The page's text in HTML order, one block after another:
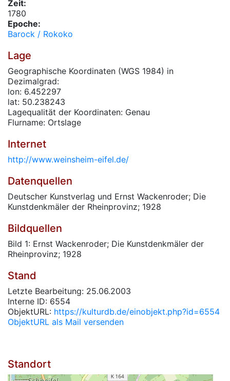
Zeit:
1780
Epoche:
Barock / Rokoko
Lage
Geographische Koordinaten (WGS 1984) in
Dezimalgrad:
lon: 6.452297
lat: 50.238243
Lagequalität der Koordinaten: Genau
Flurname: Ortslage
Internet
http://www.weinsheim-eifel.de/
Datenquellen
Deutscher Kunstverlag und Ernst Wackenroder; Die
Kunstdenkmäler der Rheinprovinz; 1928
Bildquellen
Bild 1: Ernst Wackenroder; Die Kunstdenkmäler der
Rheinprovinz; 1928
Stand
Letzte Bearbeitung: 25.06.2003
Interne ID: 6554
ObjektURL: https://kulturdb.de/einobjekt.php?id=6554
ObjektURL als Mail versenden
Standort